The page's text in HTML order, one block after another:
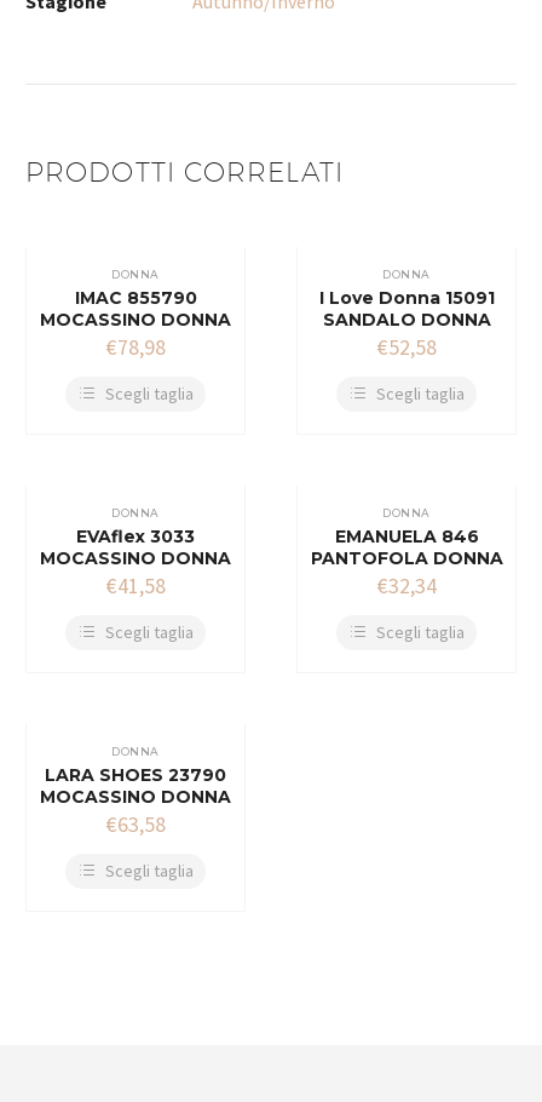
PRODOTTI CORRELATI
DONNA
IMAC 855790
MOCASSINO DONNA
€78,98
Scegli taglia
DONNA
I Love Donna 15091
SANDALO DONNA
€52,58
Scegli taglia
DONNA
EVAflex 3033
MOCASSINO DONNA
€41,58
Scegli taglia
DONNA
EMANUELA 846
PANTOFOLA DONNA
€32,34
Scegli taglia
DONNA
LARA SHOES 23790
MOCASSINO DONNA
€63,58
Scegli taglia